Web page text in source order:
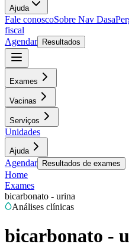
Ajuda
Fale conoscoSobre Nav Dasa
fiscal
Agendar
Resultados
Exames
Vacinas
Serviços
Unidades
Ajuda
Agendar Resultados de exames
Home
Exames
bicarbonato - urina
Análises clínicas
bicarbonato -